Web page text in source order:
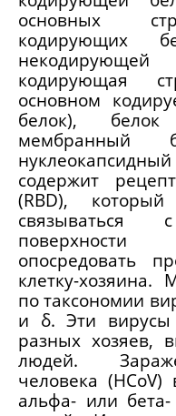
основных
кодирующих
кодирующая
основном
белок), белок
мембранный
содержит
(RBD),
опосредовать
клетку-хозяина.
по таксономии
и δ. Эти вирусы
разных хозяев,
людей.
человека
альфа- или